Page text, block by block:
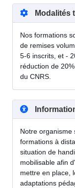
Modalités
Nos formations
de remises
5-6 inscrits, et -
réduction de
du CNRS.
Notre organisme
formations à
situation de
mobilisable afin
mettre en place,
adaptations